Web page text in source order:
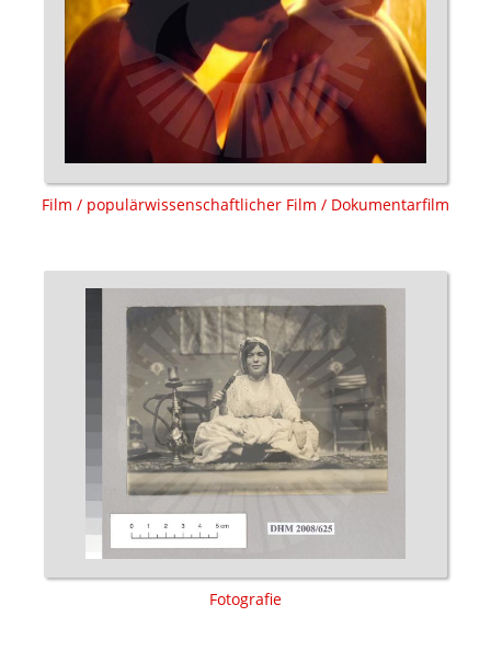
Film / populärwissenschaftlicher Film / Dokumentarfilm
Fotografie